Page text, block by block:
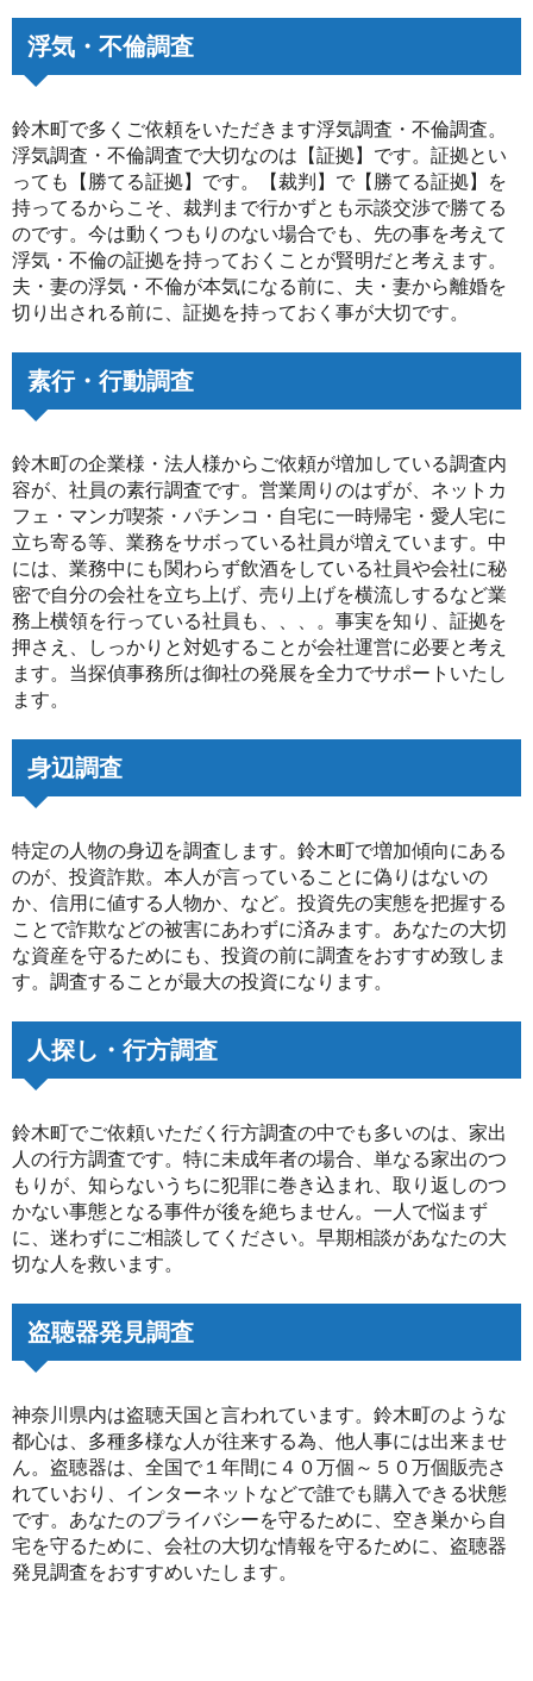
浮気・不倫調査
鈴木町で多くご依頼をいただきます浮気調査・不倫調査。
浮気調査・不倫調査で大切なのは【証拠】です。証拠とい
っても【勝てる証拠】です。【裁判】で【勝てる証拠】を
持ってるからこそ、裁判まで行かずとも示談交渉で勝てる
のです。今は動くつもりのない場合でも、先の事を考えて
浮気・不倫の証拠を持っておくことが賢明だと考えます。
夫・妻の浮気・不倫が本気になる前に、夫・妻から離婚を
切り出される前に、証拠を持っておく事が大切です。
素行・行動調査
鈴木町の企業様・法人様からご依頼が増加している調査内
容が、社員の素行調査です。営業周りのはずが、ネットカ
フェ・マンガ喫茶・パチンコ・自宅に一時帰宅・愛人宅に
立ち寄る等、業務をサボっている社員が増えています。中
には、業務中にも関わらず飲酒をしている社員や会社に秘
密で自分の会社を立ち上げ、売り上げを横流しするなど業
務上横領を行っている社員も、、、。事実を知り、証拠を
押さえ、しっかりと対処することが会社運営に必要と考え
ます。当探偵事務所は御社の発展を全力でサポートいたし
ます。
身辺調査
特定の人物の身辺を調査します。鈴木町で増加傾向にある
のが、投資詐欺。本人が言っていることに偽りはないの
か、信用に値する人物か、など。投資先の実態を把握する
ことで詐欺などの被害にあわずに済みます。あなたの大切
な資産を守るためにも、投資の前に調査をおすすめ致しま
す。調査することが最大の投資になります。
人探し・行方調査
鈴木町でご依頼いただく行方調査の中でも多いのは、家出
人の行方調査です。特に未成年者の場合、単なる家出のつ
もりが、知らないうちに犯罪に巻き込まれ、取り返しのつ
かない事態となる事件が後を絶ちません。一人で悩まず
に、迷わずにご相談してください。早期相談があなたの大
切な人を救います。
盗聴器発見調査
神奈川県内は盗聴天国と言われています。鈴木町のような
都心は、多種多様な人が往来する為、他人事には出来ませ
ん。盗聴器は、全国で１年間に４０万個～５０万個販売さ
れていおり、インターネットなどで誰でも購入できる状態
です。あなたのプライバシーを守るために、空き巣から自
宅を守るために、会社の大切な情報を守るために、盗聴器
発見調査をおすすめいたします。